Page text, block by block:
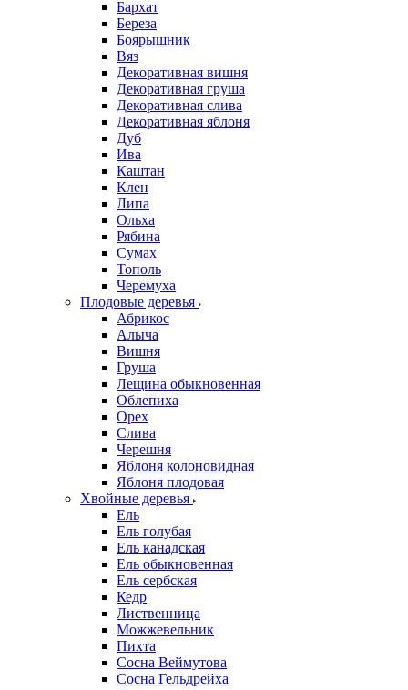
Бархат
Береза
Боярышник
Вяз
Декоративная вишня
Декоративная груша
Декоративная слива
Декоративная яблоня
Дуб
Ива
Каштан
Клен
Липа
Ольха
Рябина
Сумах
Тополь
Черемуха
Плодовые деревья
Абрикос
Алыча
Вишня
Груша
Лещина обыкновенная
Облепиха
Орех
Слива
Черешня
Яблоня колоновидная
Яблоня плодовая
Хвойные деревья
Ель
Ель голубая
Ель канадская
Ель обыкновенная
Ель сербская
Кедр
Лиственница
Можжевельник
Пихта
Сосна Веймутова
Сосна Гельдрейха